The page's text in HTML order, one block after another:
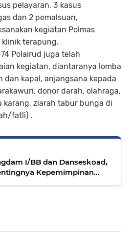
pelayaran, 3 kasus
dan 2 pemalsuan,
kegiatan Polmas
klinik terapung.
Polairud juga telah
kegiatan, diantaranya lomba
kapal, anjangsana kepada
donor darah, olahraga,
ziarah tabur bunga di
fatli) .
I/BB dan Danseskoad,
Kepemimpinan